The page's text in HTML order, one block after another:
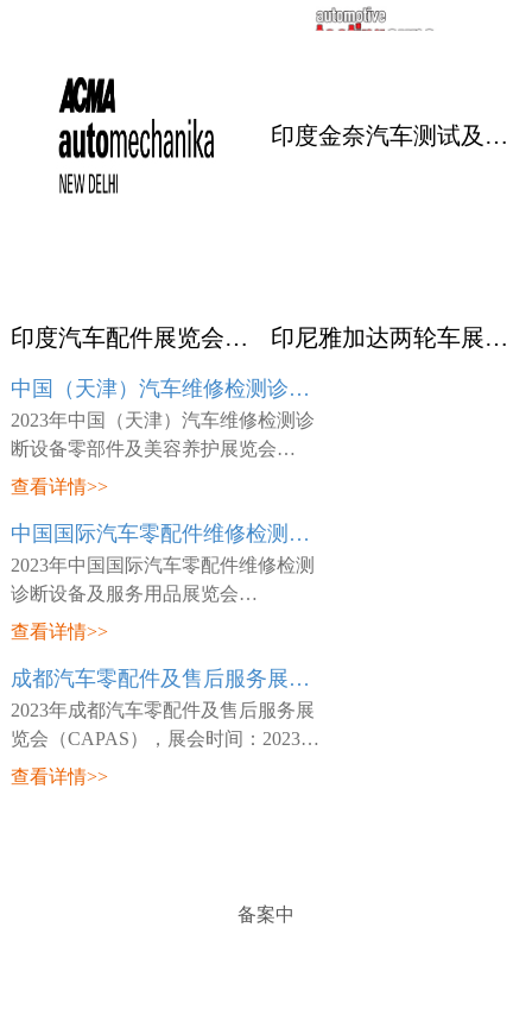
印度汽车配件展览会ACMA
印度金奈汽车测试及质量监控展览会 Automotive Testing Expo
印尼雅加达两轮车展览会 INABIKE
中国（天津）汽车维修检测诊断设备零部件及美容养护展览会 AMR
2023年中国（天津）汽车维修检测诊
断设备零部件及美容养护展览会
（AMR），展会时间：2023年03月23
咸水沽镇国展大道888号-国家会展中
心(天津)，主
查看详情>>
中国国际汽车零配件维修检测诊断设备及服务用品展览会 Automechanika Shanghai
2023年中国国际汽车零配件维修检测
诊断设备及服务用品展览会
（Automechanika Shanghai），展会时
地点：中国-深圳-宝安区福海街道展城
路1号-深圳国际会
查看详情>>
成都汽车零配件及售后服务展览会 CAPAS
2023年成都汽车零配件及售后服务展
览会（CAPAS），展会时间：2023年
05月18日~05月20日，展会地点：中
查看详情>>
备案中